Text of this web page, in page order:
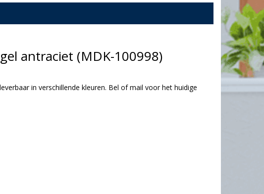
antraciet (MDK-100998)
in verschillende kleuren. Bel of mail voor het huidige